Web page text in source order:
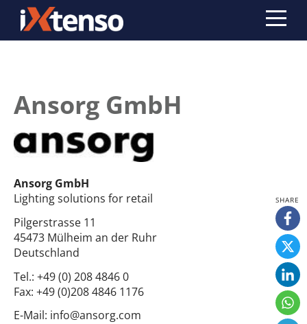
Ansorg GmbH
Ansorg GmbH
Lighting solutions for retail
Pilgerstrasse 11
45473 Mülheim an der Ruhr
Deutschland
Tel.: +49 (0) 208 4846 0
Fax: +49 (0)208 4846 1176
E-Mail: info@ansorg.com